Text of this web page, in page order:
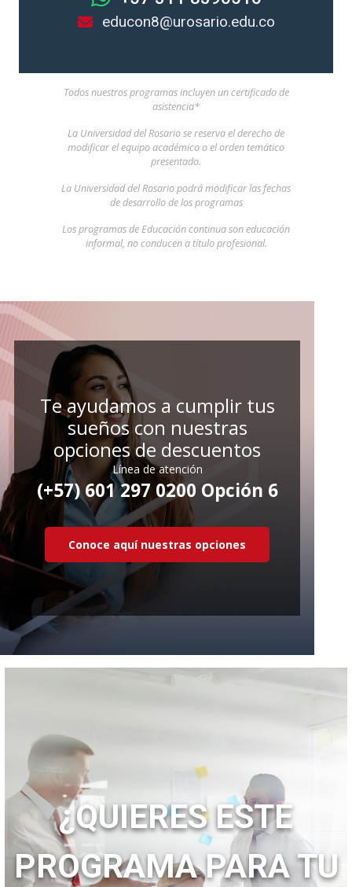
educon8@urosario.edu.co
Todos nuestros programas incluyen un certificado de
asistencia*
La Universidad del Rosario se reserva el derecho de
modificar el equipo académico o el orden temático
presentado.
La Universidad del Rosario podrá modificar las fechas
de desarrollo de los programas
Los programas de Educación continua son educación
informal, no conducen a título profesional.
Te ayudamos a cumplir tus
sueños con nuestras
opciones de descuentos
Línea de atención
(+57) 601 297 0200 Opción 6
Conoce aquí nuestras opciones
¿QUIERES ESTE
PROGRAMA PARA TU